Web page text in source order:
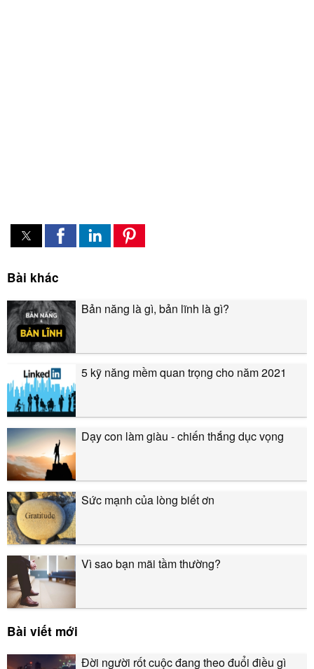
Bài khác
Bản năng là gì, bản lĩnh là gì?
5 kỹ năng mềm quan trọng cho năm 2021
Dạy con làm giàu - chiến thắng dục vọng
Sức mạnh của lòng biết ơn
Vì sao bạn mãi tầm thường?
Bài viết mới
Đời người rốt cuộc đang theo đuổi điều gì